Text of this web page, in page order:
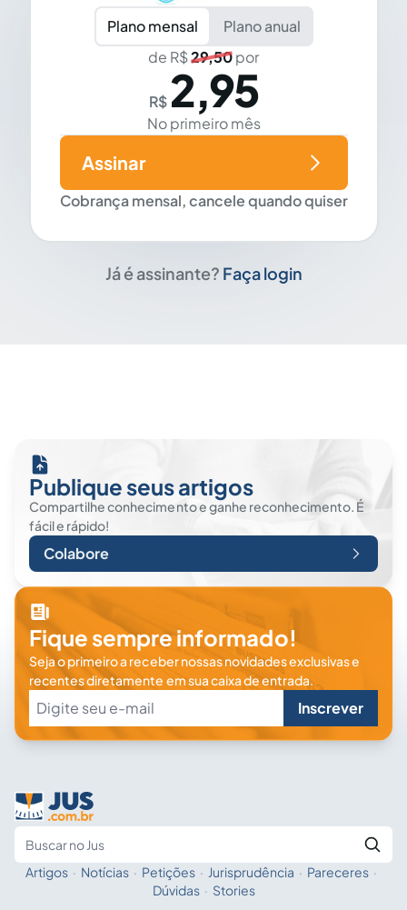
Plano mensal
Plano anual
de R$29,50por
R$ 2,95
No primeiro mês
Cobrança mensal, cancele quando quiser
Assinar
Já é assinante? Faça login
Publique seus artigos
Compartilhe conhecimento e ganhe reconhecimento. É
fácil e rápido!
Colabore
Fique sempre informado!
Seja o primeiro a receber nossas novidades exclusivas e
recentes diretamente em sua caixa de entrada.
Inscrever
Fale com a IA
Artigos · Notícias · Petições · Jurisprudência · Pareceres ·
Dúvidas · Stories